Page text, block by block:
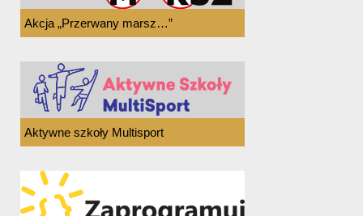
Akcja „Przerwany marsz…”
Aktywne szkoły Multisport